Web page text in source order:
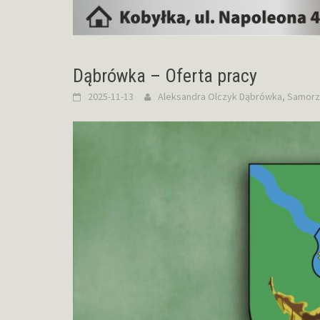
Dąbrówka – Oferta pracy
2025-11-13 Aleksandra Olczyk Dąbrówka,